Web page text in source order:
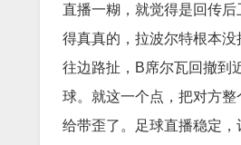
直播一糊，就觉得是回传
得真真的，拉波尔特根本
往边路扯，B席尔瓦回撤到
球。就这一个点，把对方整
给带歪了。足球直播稳定，